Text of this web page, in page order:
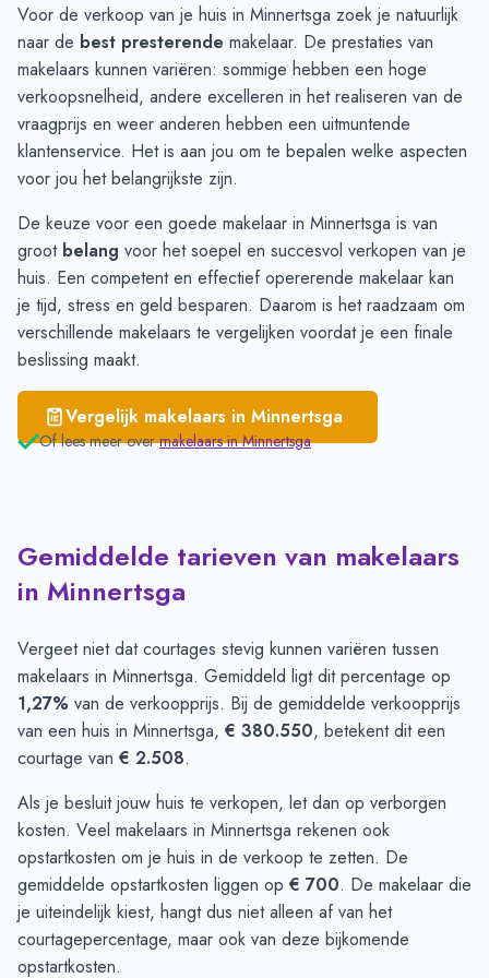
Marsum
€ 2.997
Sexbierum
Tzummarum
€ 2.776
Voor de verkoop van je huis in Minnertsga zoek je natuurlijk
naar de best presterende makelaar. De prestaties van
makelaars kunnen variëren: sommige hebben een hoge
verkoopsnelheid, andere excelleren in het realiseren van de
vraagprijs en weer anderen hebben een uitmuntende
klantenservice. Het is aan jou om te bepalen welke aspecten
voor jou het belangrijkste zijn.
De keuze voor een goede makelaar in Minnertsga is van
groot belang voor het soepel en succesvol verkopen van je
huis. Een competent en effectief opererende makelaar kan
je tijd, stress en geld besparen. Daarom is het raadzaam om
verschillende makelaars te vergelijken voordat je een finale
beslissing maakt.
Vergelijk makelaars in Minnertsga
Of lees meer over makelaars inMinnertsga
Gemiddelde tarieven van makelaars
in Minnertsga
Vergeet niet dat courtages stevig kunnen variëren tussen
makelaars in Minnertsga. Gemiddeld ligt dit percentage op
1,27% van de verkoopprijs. Bij de gemiddelde verkoopprijs
van een huis in Minnertsga, € 380.550, betekent dit een
courtage van € 2.508.
Als je besluit jouw huis te verkopen, let dan op verborgen
kosten. Veel makelaars in Minnertsga rekenen ook
opstartkosten om je huis in de verkoop te zetten. De
gemiddelde opstartkosten liggen op € 700. De makelaar die
je uiteindelijk kiest, hangt dus niet alleen af van het
courtagepercentage, maar ook van deze bijkomende
opstartkosten.